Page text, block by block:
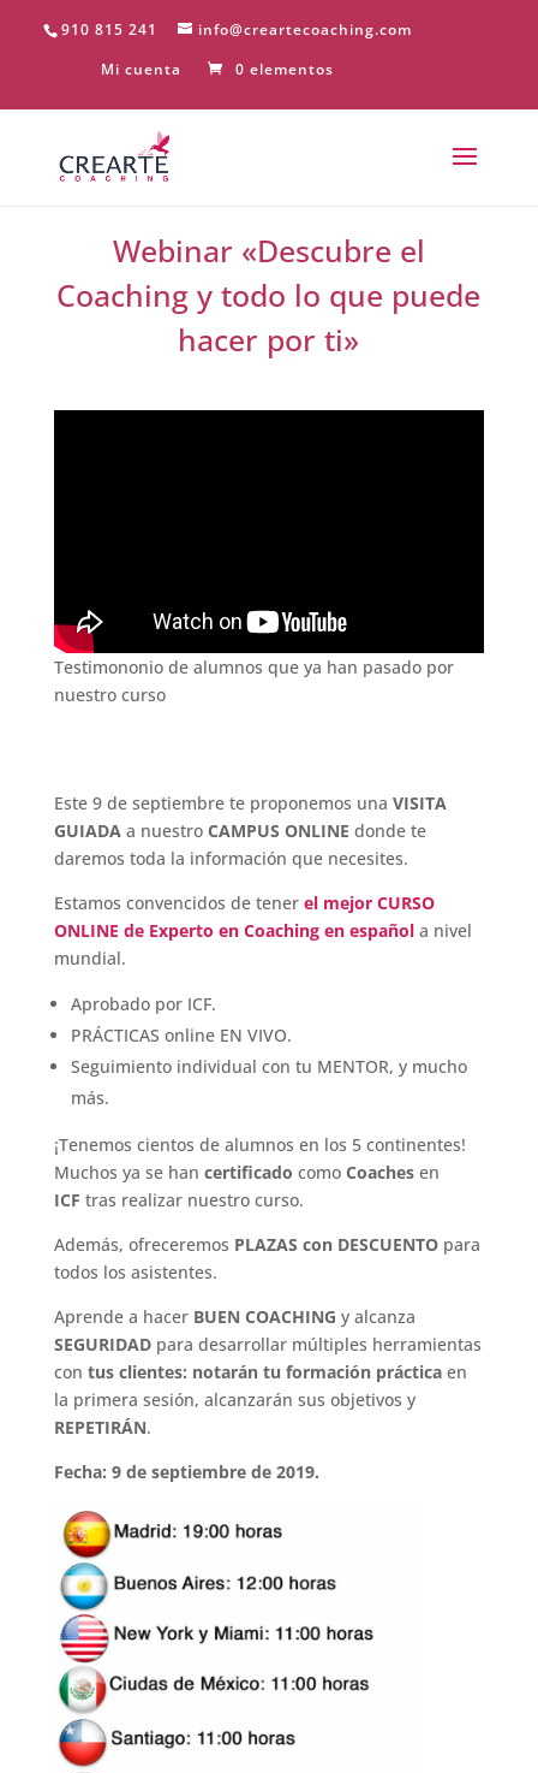
910 815 241
info@creartecoaching.com
Mi cuenta
0 elementos
Webinar «Descubre el
Coaching y todo lo que puede
hacer por ti»
Testimononio de alumnos que ya han pasado por
nuestro curso
Este 9 de septiembre te proponemos una VISITA
GUIADA a nuestro CAMPUS ONLINE donde te
daremos toda la información que necesites.
Estamos convencidos de tener el mejor CURSO
ONLINE de Experto en Coaching en española nivel
mundial.
Aprobado por ICF.
PRÁCTICAS online EN VIVO.
Seguimiento individual con tu MENTOR, y mucho
más.
¡Tenemos cientos de alumnos en los 5 continentes!
Muchos ya se han certificado como Coaches en
ICF tras realizar nuestro curso.
Además, ofreceremos PLAZAS con DESCUENTOpara
todos los asistentes.
Aprende a hacer BUEN COACHING y alcanza
SEGURIDADpara desarrollar múltiples herramientas
con tus clientes: notarán tu formación prácticaen
la primera sesión, alcanzarán sus objetivos y
REPETIRÁN.
Fecha: 9 de septiembrede 2019.